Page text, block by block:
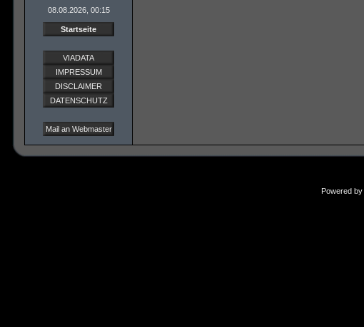
08.08.2026, 00:15
Startseite
VIADATA
IMPRESSUM
DISCLAIMER
DATENSCHUTZ
Mail an Webmaster
Powered by